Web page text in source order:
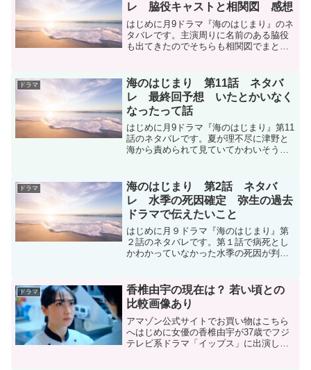
レ 脇役キャストと相関図 感想
はじめに月9ドラマ『海のはじまり』のネ
タバレです。主演周りに名前のある脇役
も出てきたのでそちらも相関図でまとめ
海に夏の話題を普通に出している。夏は
子ども苦手で海とうま...
ドラマ
海のはじまり 第11話 ネタバ
レ 最終回予想 いたとかいなく
なったって話
はじめに月9ドラマ『海のはじまり』第11
話のネタバレです。夏が理不尽に津野と
海から責められて見ていてかわいそうで
い物はこちらへ第11話ネタバレ←第10話
ネタバレ海は夏の...
ドラマ
海のはじまり 第2話 ネタバ
レ 水季の死因確定 弥生の過去
ドラマで伝えたいこと
はじめに月９ドラマ『海のはじまり』第
２話のネタバレです。第１話で病死とし
かわかっていなかった水季の死因が判明
でお買い物はこちらへ海にパパはいると
話す水季まだ、水季が生...
ドラマ
香椎由宇の現在は？ 若い頃との
比較画像あり
アマゾン公式サイトでお買い物はこちら
へはじめに女優の香椎由宇が37歳でフジ
テレビ系ドラマ「イップス」に出演し、